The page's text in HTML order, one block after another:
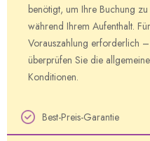
benötigt, um Ihre Buchung
während Ihrem Aufenthalt.
Vorauszahlung erforderlich
überprüfen Sie die
Konditionen.
Best-Preis-Garantie